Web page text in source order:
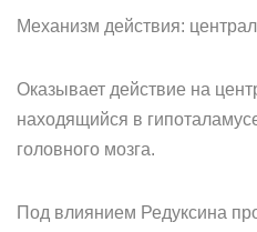
Механизм действия:
Оказывает действие на
находящийся в
головного мозга.
Под влиянием Редуксина